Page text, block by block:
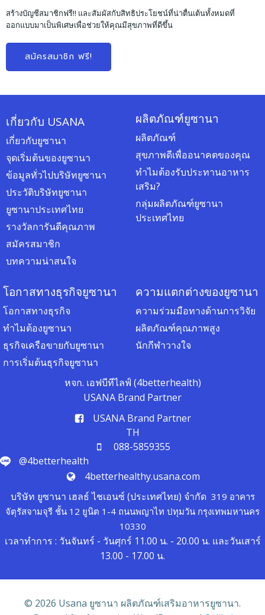
สร้างบัญชีสมาชิกฟรี!! และสัมผัสกับสิทธิประโยชน์ที่น่าตื่นเต้นทั้งหมดที่
ออกแบบมาเป็นพิเศษเพื่อช่วยให้คุณมีสุขภาพที่ดีขึ้น
สมัครสมาชิก ฟรี!
เกี่ยวกับ USANA
เกี่ยวกับยูซานา
จุดเริ่มต้นของยูซานา
ข้อมูลทั่วไปบริษัทยูซานา
ประวัติบริษัทยูซานา
ยูซานาประเทศไทย
รางวัลการันตีคุณภาพ
สมัครสมาชิก
บทความน่าสนใจ
ผลิตภัณฑ์ยูซานา
ผลิตภัณฑ์
สุขภาพดีเพื่ออนาคตของคุณ
ทำไมต้องรับประทานอาหาร
เสริม?
กลุ่มผลิตภัณฑ์ยูซานา
ประเทศไทย
โอกาสทางธุรกิจยูซานา
โอกาสทางธุรกิจ
ทำไมต้องยูซานา
ธุรกิจเครือขายกับยูซานา
การเริ่มต้นธุรกิจยูซานา
ความแตกต่างของยูซานา
ความร่วมมือทางด้านการวิจัย
ผลิตภัณฑ์คุณภาพสูง
นักกีฬาวางใจ
หจก. เอฟบีทีไลฟ์ (4betterhealth)
USANA Brand Partner
USANA Brand Partner
TH
088-5859355
@4betterhealth
4betterhealthy.usana.com
บริษัท ยูซานา เฮลธ์ ไชเอนซ์ (ประเทศไทย) จำกัด 319 อาคาร
จัตุรัสจามจุรี ชั้น 12 ยูนิต 1-4 ถนนพญาไท ปทุมวัน กรุงเทพมหานคร
10330
เวลาทำการ : วันจันทร์ - วันศุกร์ 11.00 น. - 20.00 น. และวันเสาร์
13.00 - 17.00 น.
© 2026 Usana ยูซานา ผลิตภัณฑ์เสริมอาหารยูซานา.